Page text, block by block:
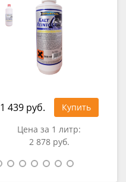
1 439 руб.
Купить
Цена за 1 литр:
2 878 руб.